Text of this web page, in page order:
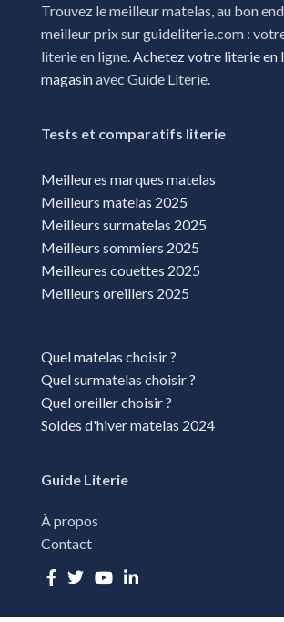
Trouvez le meilleur matelas, au bon
meilleur prix sur guideliterie.com :
literie en ligne. Achetez votre literie en
magasinavec Guide Literie.
Tests et comparatifs literie
Meilleures marques matelas
Meilleurs matelas 2025
Meilleurs surmatelas 2025
Meilleurs sommiers 2025
Meilleures couettes 2025
Meilleurs oreillers 2025
Quel matelas choisir ?
Quel surmatelas choisir ?
Quel oreiller choisir ?
Soldes d'hiver matelas 2024
Guide Literie
À propos
Contact